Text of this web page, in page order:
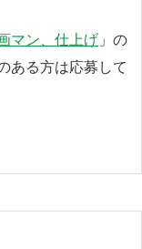
マン、仕上げ 」の
ある方は応募して